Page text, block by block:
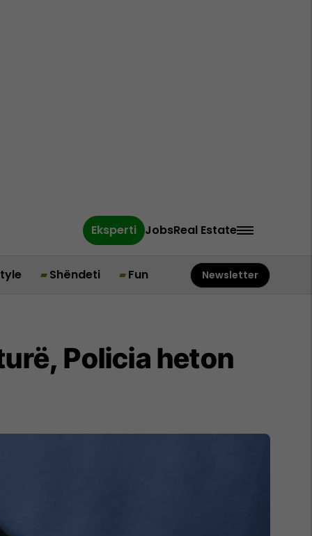
Eksperti JobsReal Estate
Shëndeti Fun Newsletter
Policia heton